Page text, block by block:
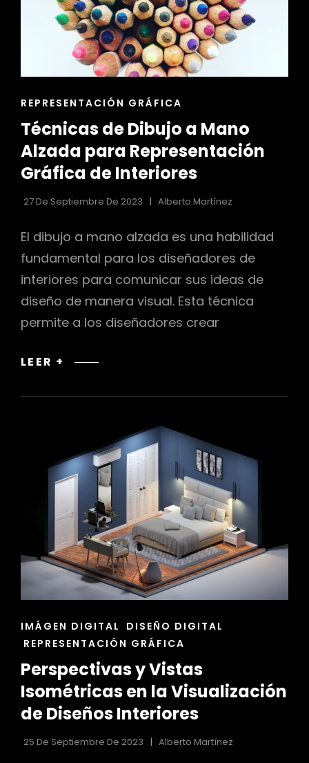
ENLACES
LAS
CATEGORÍAS
REPRESENTACIÓN GRÁFICA
Técnicas de Dibujo a Mano
Alzada para Representación
Gráfica de Interiores
27 De Septiembre De 2023 Alberto Martínez
El dibujo a mano alzada es una habilidad
fundamental para los diseñadores de
interiores para comunicar sus ideas de
diseño de manera visual. Esta técnica
permite a los diseñadores crear
LEER +
TÉCNICAS
DIBUJO
ALZADA
PARA
REPRESENTACIÓN
GRÁFICA
DE
INTERIORES
ENLACES
DE
CATEGORÍAS
IMÁGEN DIGITAL
DISEÑO DIGITAL
REPRESENTACIÓN GRÁFICA
Perspectivas y Vistas
Isométricas en la Visualización
de Diseños Interiores
25 De Septiembre De 2023 Alberto Martínez